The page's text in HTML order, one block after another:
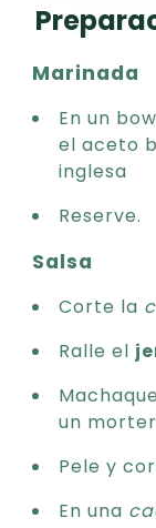
Marinada
En un
el aceto
inglesa
Reserve.
Salsa
Corte la
Ralle el
un
Pele y
En una